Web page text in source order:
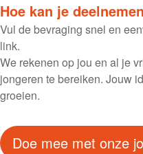
Hoe kan je
Vul de bevraging snel en
link.
We rekenen op jou en al je
jongeren te bereiken. Jouw
groeien.
Doe mee met onze